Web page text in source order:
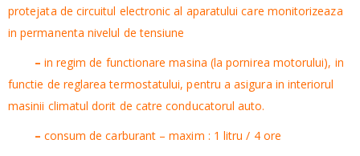
protejata de circuitul electronic al aparatului care monitorizeaza
in permanenta nivelul de tensiune
– in regim de functionare masina (la pornirea motorului), in
functie de reglarea termostatului, pentru a asigura in interiorul
masinii climatul dorit de catre conducatorul auto.
– consum de carburant – maxim : 1 litru / 4 ore